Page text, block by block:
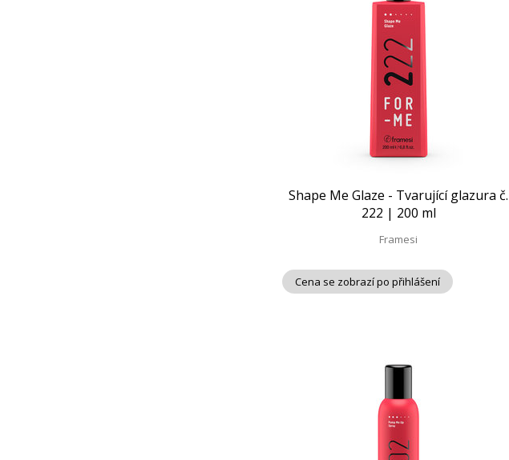
Shape Me Glaze - Tvarující glazura č.
222 | 200 ml
Framesi
Cena se zobrazí po přihlášení